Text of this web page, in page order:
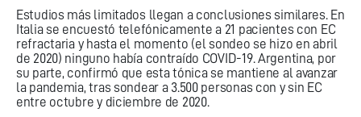
Estudios más limitados llegan a conclusiones similares. En
Italia se encuestó telefónicamente a 21 pacientes con EC
refractaria y hasta el momento (el sondeo se hizo en abril
de 2020) ninguno había contraído COVID-19. Argentina, por
su parte, confirmó que esta tónica se mantiene al avanzar
la pandemia, tras sondear a 3.500 personas con y sin EC
entre octubre y diciembre de 2020.